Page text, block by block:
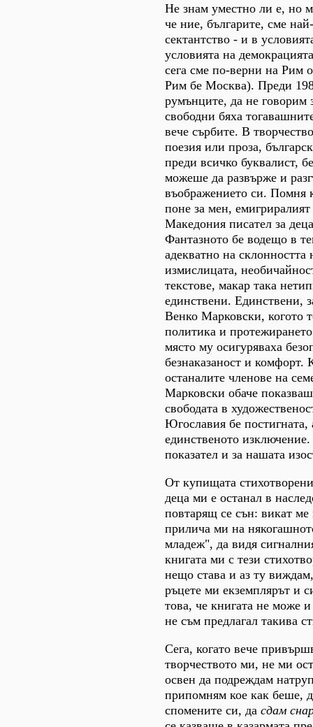
Не знам уместно ли е, но
че ние, българите, сме
сектантство - и в
условията на
сега сме по-верни на Рим
Рим бе Москва). Преди
румънците, да не говорим
свободни бяха
вече сърбите. В
поезия или проза,
преди всичко буквалист,
можеше да развърже и
въображението си. Помня
поне за мен,
Македония писател за
Фантазното бе водещо в
адекватно на склонността
измислицата,
текстове, макар така
единствени. Единствени,
Венко Марковски, когото
политика и
място му осигуряваха
безнаказаност и комфорт.
останалите членове на
Марковски обаче
свободата в
Югославия бе постигната,
единственото
показател и за нашата
От купищата
деца ми е останал в
повтарящ се сън: викат ме
прилича ми на
младеж", да видя
книгата ми с тези
нещо става и аз ту
ръцете ми екземплярът и
това, че книгата не може
не съм предлагал такива
Сега, когато вече
творчеството ми, не ми
освен да подреждам
припомням кое как беше,
спомените си, да сдам